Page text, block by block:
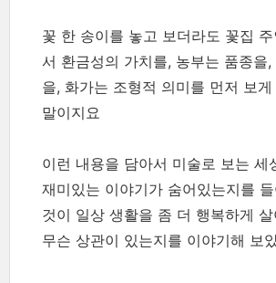
꽃 한 송이를 놓고 보더라도 꽃집
서 환금성의 가치를, 농부는 품종을
을, 화가는 조형적 의미를 먼저 보
말이지요
이런 내용을 담아서 미술로 보는 세
재미있는 이야기가 숨어있는지를
것이 일상 생활을 좀 더 행복하게
무슨 상관이 있는지를 이야기해 보